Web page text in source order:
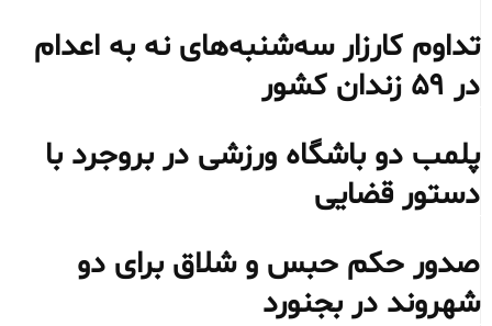
تداوم کارزار سه‌شنبه‌های نه به اعدام
در ۵۹ زندان کشور
پلمب دو باشگاه ورزشی در بروجرد با
دستور قضایی
صدور حکم حبس و شلاق برای دو
شهروند در بجنورد